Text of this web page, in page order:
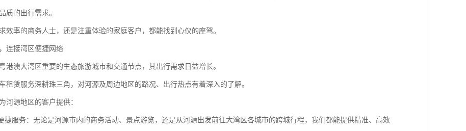
质的出行需求。
效率的商务人士，还是注重体验的家庭客户，都能找到心仪的座驾。
连接湾区便捷网络
港澳大湾区重要的生态旅游城市和交通节点，其出行需求日益增长。
租赁服务深耕珠三角，对河源及周边地区的路况、出行热点有着深入的了解。
河源地区的客户提供：
捷服务：无论是河源市内的商务活动、景点游览，还是从河源出发前往大湾区各城市的跨城行程，我们都能提供精准、高效